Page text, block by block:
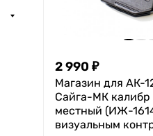
2 990 ₽
Магазин для АК-
Сайга-МК калибр
местный (ИЖ-
визуальным